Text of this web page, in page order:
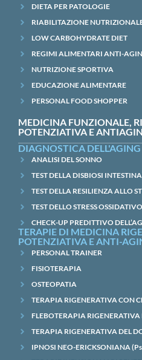
DIETA PER PATOLOGIE
RIABILITAZIONE
LOW CARBOHYDRATE DIET
REGIMI ALIMENTARI ANTI-
NUTRIZIONE SPORTIVA
EDUCAZIONE ALIMENTARE
PERSONAL FOOD SHOPPER
MEDICINA FUNZIONALE,
POTENZIATIVA E
DIAGNOSTICA DELL'AGING
ANALISI DEL SONNO
TEST DELLA DISBIOSI
TEST DELLA RESILIENZA ALLO
TEST DELLO STRESS OSSIDATIVO
CHECK-UP PREDITTIVO
TERAPIE DI MEDICINA
POTENZIATIVA E ANTI-
PERSONAL TRAINER
FISIOTERAPIA
OSTEOPATIA
TERAPIA RIGENERATIVA CON
FLEBOTERAPIA RIGENERATIVA
TERAPIA RIGENERATIVA DEL
IPNOSI NEO-ERICKSONIANA